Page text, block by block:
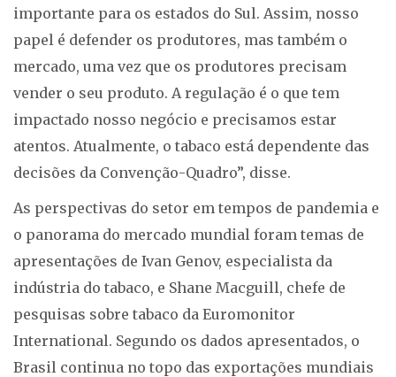
importante para os estados do Sul. Assim, nosso
papel é defender os produtores, mas também o
mercado, uma vez que os produtores precisam
vender o seu produto. A regulação é o que tem
impactado nosso negócio e precisamos estar
atentos. Atualmente, o tabaco está dependente das
decisões da Convenção-Quadro”, disse.
As perspectivas do setor em tempos de pandemia e
o panorama do mercado mundial foram temas de
apresentações de Ivan Genov, especialista da
indústria do tabaco, e Shane Macguill, chefe de
pesquisas sobre tabaco da Euromonitor
International. Segundo os dados apresentados, o
Brasil continua no topo das exportações mundiais